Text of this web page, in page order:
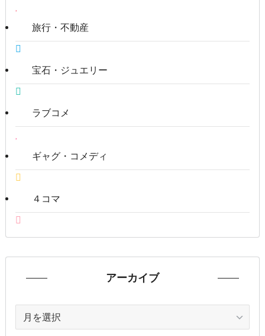
旅行・不動産
宝石・ジュエリー
ラブコメ
ギャグ・コメディ
４コマ
アーカイブ